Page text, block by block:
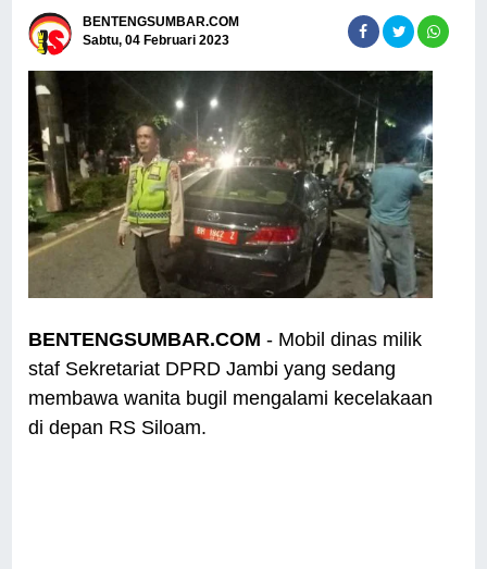
BENTENGSUMBAR.COM
Sabtu, 04 Februari 2023
BENTENGSUMBAR.COM - Mobil dinas milik
staf Sekretariat DPRD Jambi yang sedang
membawa wanita bugil mengalami kecelakaan
di depan RS Siloam.